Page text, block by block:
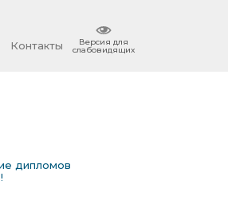
Контакты Версия для
слабовидящих